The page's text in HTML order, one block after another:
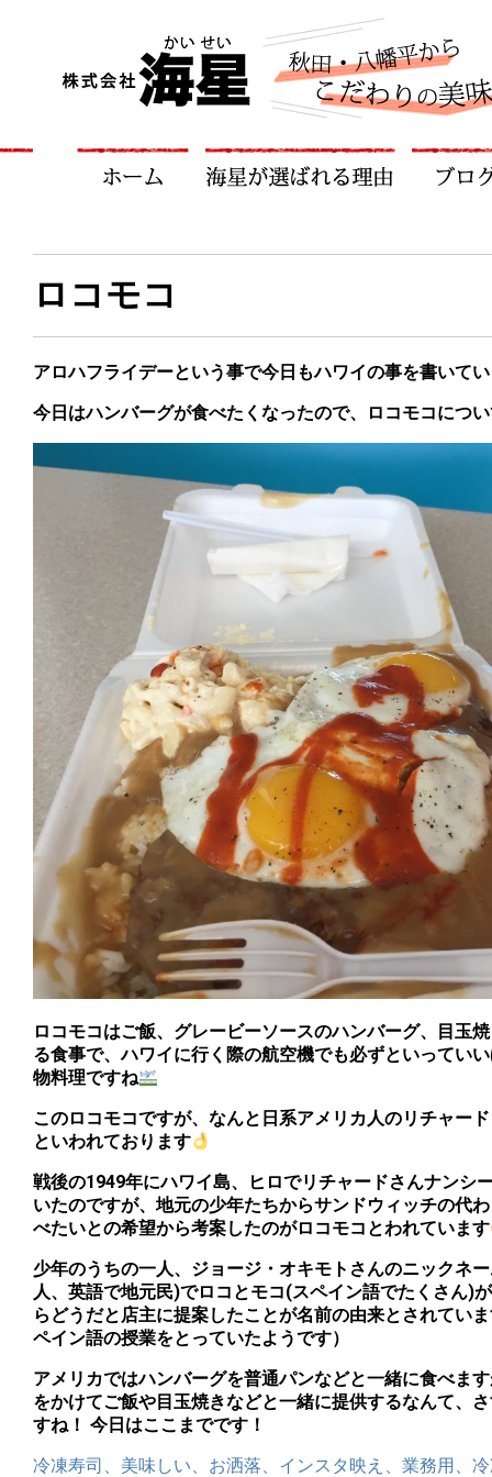
ロコモコ
アロハフライデーという事で今日もハワイの事を書いて
今日はハンバーグが食べたくなったので、ロコモコにつ
ロコモコはご飯、グレービーソースのハンバーグ、目玉
る食事で、ハワイに行く際の航空機でも必ずといってい
物料理ですね
このロコモコですが、なんと日系アメリカ人のリチャー
といわれております
戦後の1949年にハワイ島、ヒロでリチャードさんナンシ
いたのですが、地元の少年たちからサンドウィッチの代
べたいとの希望から考案したのがロコモコとわれています
少年のうちの一人、ジョージ・オキモトさんのニックネ
人、英語で地元民)でロコとモコ(スペイン語でたくさん)
らどうだと店主に提案したことが名前の由来とされてい
ペイン語の授業をとっていたようです）
アメリカではハンバーグを普通パンなどと一緒に食べま
をかけてご飯や目玉焼きなどと一緒に提供するなんて、
すね！ 今日はここまでです！
冷凍寿司、美味しい、お洒落、インスタ映え、業務用、